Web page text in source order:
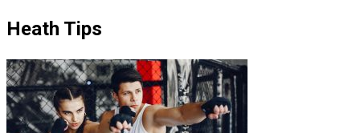
Heath Tips